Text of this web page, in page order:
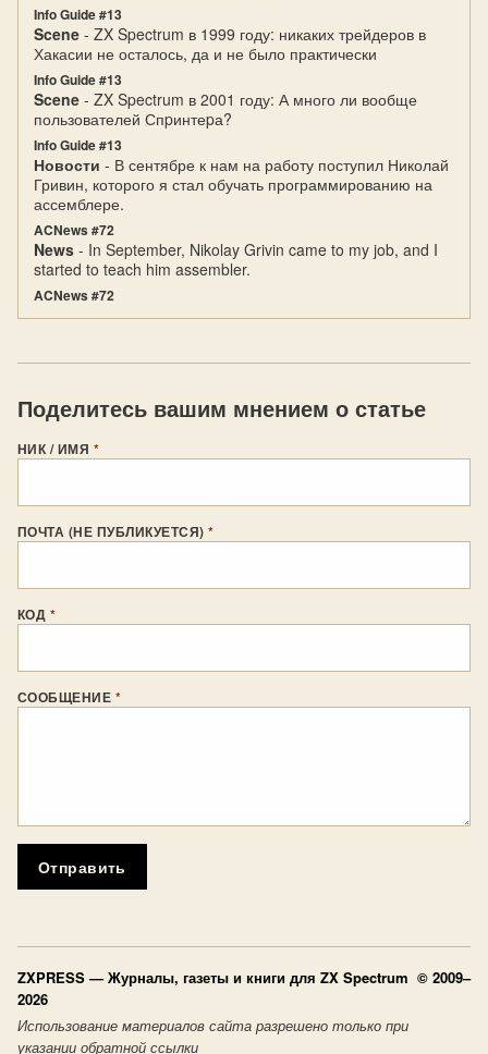
Info Guide #13
Scene - ZX Spectrum в 1999 году: никаких трейдеров в
Хакасии не осталось, да и не было практически
Info Guide #13
Scene - ZX Spectrum в 2001 году: А много ли вообще
пользователей Спpинтеpа?
Info Guide #13
Новости - В сентябре к нам на работу поступил Николай
Гривин, которого я стал обучать программированию на
ассемблере.
ACNews #72
News - In September, Nikolay Grivin came to my job, and I
started to teach him assembler.
ACNews #72
Поделитесь вашим мнением о статье
НИК / ИМЯ *
ПОЧТА (НЕ ПУБЛИКУЕТСЯ)*
КОД *
СООБЩЕНИЕ *
Отправить
ZXPRESS — Журналы, газеты и книги для ZX Spectrum © 2009–
2026
Использование материалов сайта разрешено только при
указании обратной ссылки